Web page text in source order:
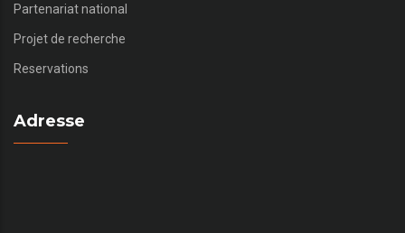
Partenariat national
Projet de recherche
Reservations
Adresse